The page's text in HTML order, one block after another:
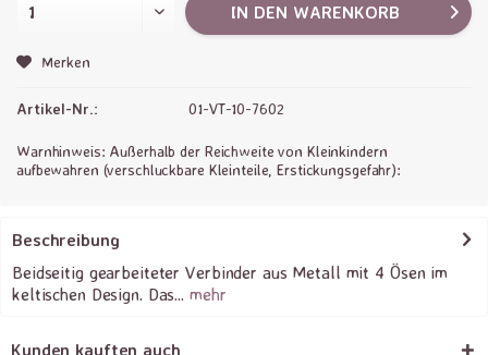
IN DEN WARENKORB
Merken
Artikel-Nr.: 01-VT-10-7602
Warnhinweis: Außerhalb der Reichweite von Kleinkindern
aufbewahren (verschluckbare Kleinteile, Erstickungsgefahr):
Beschreibung
Beidseitig gearbeiteter Verbinder aus Metall mit 4 Ösen im
keltischen Design. Das... mehr
Kunden kauften auch